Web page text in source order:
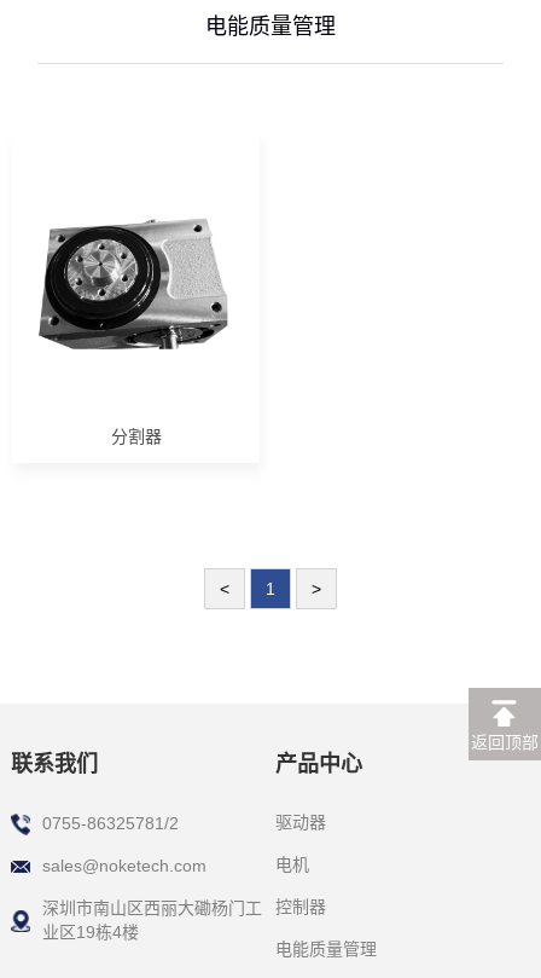
电能质量管理
分割器
< 1 >
返回顶部
联系我们
0755-86325781/2
sales@noketech.com
深圳市南山区西丽大磡杨门工
业区19栋4楼
产品中心
驱动器
电机
控制器
电能质量管理